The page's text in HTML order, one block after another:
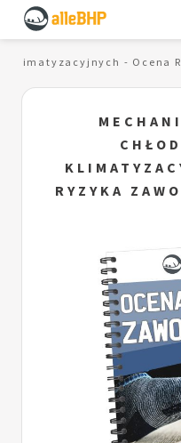
klimatyzacyjnych - Ocena
RYZYKA